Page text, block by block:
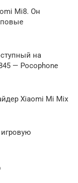
Mi8. Он
на
— Pocophone
Xiaomi Mi Mix